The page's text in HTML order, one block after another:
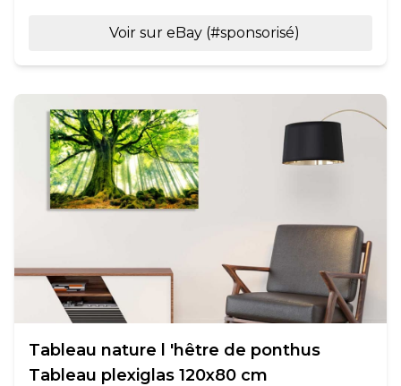
Voir sur eBay (#sponsorisé)
Tableau nature l 'hêtre de ponthus
Tableau plexiglas 120x80 cm